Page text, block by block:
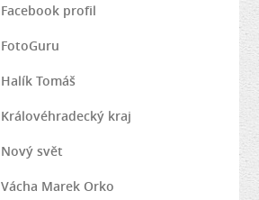
Facebook profil
FotoGuru
Halík Tomáš
Královéhradecký kraj
Nový svět
Vácha Marek Orko